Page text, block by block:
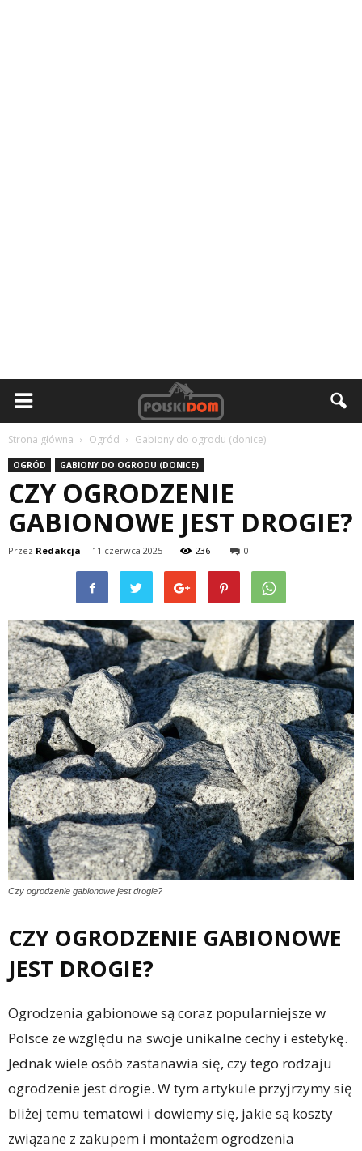
Strona główna Ogród Gabiony do ogrodu (donice)
OGRÓD GABIONY DO OGRODU (DONICE)
CZY OGRODZENIE
GABIONOWE JEST DROGIE?
Przez Redakcja - 11 czerwca 2025 236 0
Czy ogrodzenie gabionowe jest drogie?
CZY OGRODZENIE GABIONOWE
JEST DROGIE?
Ogrodzenia gabionowe są coraz popularniejsze w
Polsce ze względu na swoje unikalne cechy i estetykę.
Jednak wiele osób zastanawia się, czy tego rodzaju
ogrodzenie jest drogie. W tym artykule przyjrzymy się
bliżej temu tematowi i dowiemy się, jakie są koszty
związane z zakupem i montażem ogrodzenia